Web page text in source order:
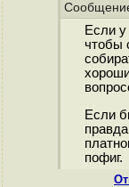
Если у
чтобы
Если
пофиг.